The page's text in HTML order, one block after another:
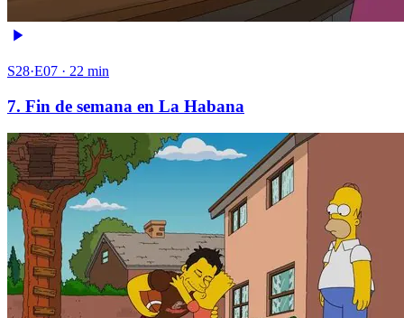
S28·E07 · 22 min
7. Fin de semana en La Habana